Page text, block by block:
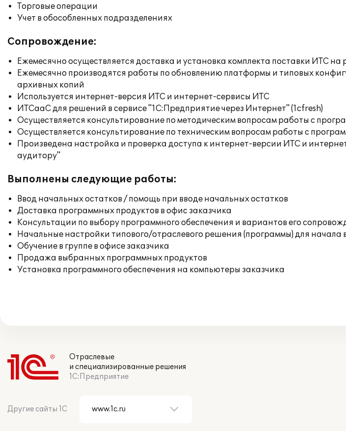
Торговые операции
Учет в обособленных подразделениях
Сопровождение:
Ежемесячно осуществляется доставка и установка комплекта поставки ИТС на
Ежемесячно производятся работы по обновлению платформы и типовых
архивных копий
Используется интернет-версия ИТС и интернет-сервисы ИТС
ИТСааС для решений в сервисе "1С:Предприятие через Интернет" (1cfresh)
Осуществляется консультирование по методическим вопросам работы с
Осуществляется консультирование по техническим вопросам работы с
Произведена настройка и проверка доступа к интернет-версии ИТС и
аудитору"
Выполнены следующие работы:
Ввод начальных остатков / помощь при вводе начальных остатков
Доставка программных продуктов в офис заказчика
Консультации по выбору программного обеспечения и вариантов его
Начальные настройки типового/отраслевого решения (программы) для начала
Обучение в группе в офисе заказчика
Продажа выбранных программных продуктов
Установка программного обеспечения на компьютеры заказчика
Отраслевые
и специализированные решения
1С:Предприятие
Другие сайты 1С